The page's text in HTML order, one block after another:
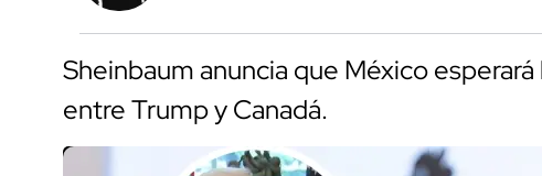
Sheinbaum anuncia que México
entre Trump y Canadá.